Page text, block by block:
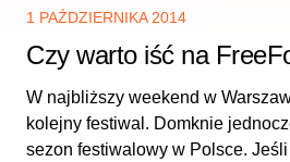
1 PAŹDZIERNIKA 2014
Czy warto iść na
W najbliższy weekend w
kolejny festiwal. Domknie
sezon festiwalowy w Polsce.